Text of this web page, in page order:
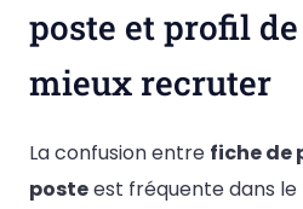
poste et profil
mieux recruter
La confusion entre fiche de
posteest fréquente dans le